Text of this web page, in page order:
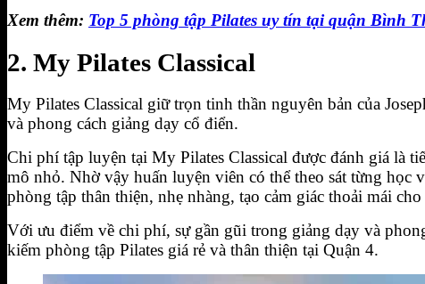
Xem thêm: Top 5 phòng tập Pilates uy tín tại quận Bình
2. My Pilates Classical
My Pilates Classical giữ trọn tinh thần nguyên bản của
và phong cách giảng dạy cổ điển.
Chi phí tập luyện tại My Pilates Classical được đánh giá là
mô nhỏ. Nhờ vậy huấn luyện viên có thể theo sát từng
phòng tập thân thiện, nhẹ nhàng, tạo cảm giác thoải mái
Với ưu điểm về chi phí, sự gần gũi trong giảng dạy và
kiếm phòng tập Pilates giá rẻ và thân thiện tại Quận 4.